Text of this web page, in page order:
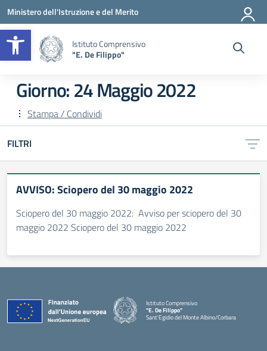
Apri la barra degli strumenti
Vai ai contenuti
Vai al menu di navigazione
Vai al footer
Ministero dell'Istruzione e del Merito
Istituto Comprensivo
"E. De Filippo"
Giorno:24 Maggio 2022
Stampa / Condividi
FILTRI
AVVISO: Sciopero del 30 maggio 2022
Sciopero del 30 maggio 2022: Avviso per sciopero del 30
maggio 2022 Sciopero del 30 maggio 2022
Istituto Comprensivo
"E. De Filippo"
Sant'Egidio del Monte Albino/Corbara